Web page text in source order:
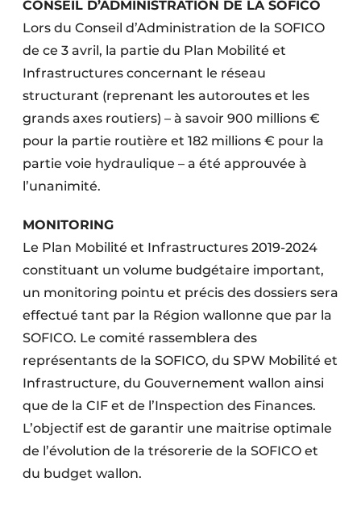
CONSEIL D’ADMINISTRATION DE LA SOFICO
Lors du Conseil d’Administration de la SOFICO
de ce 3 avril, la partie du Plan Mobilité et
Infrastructures concernant le réseau
structurant (reprenant les autoroutes et les
grands axes routiers) – à savoir 900 millions €
pour la partie routière et 182 millions € pour la
partie voie hydraulique – a été approuvée à
l’unanimité.
MONITORING
Le Plan Mobilité et Infrastructures 2019-2024
constituant un volume budgétaire important,
un monitoring pointu et précis des dossiers sera
effectué tant par la Région wallonne que par la
SOFICO. Le comité rassemblera des
représentants de la SOFICO, du SPW Mobilité et
Infrastructure, du Gouvernement wallon ainsi
que de la CIF et de l’Inspection des Finances.
L’objectif est de garantir une maitrise optimale
de l’évolution de la trésorerie de la SOFICO et
du budget wallon.